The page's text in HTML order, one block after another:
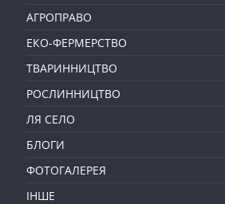
АГРОПРАВО
ЕКО-ФЕРМЕРСТВО
ТВАРИННИЦТВО
РОСЛИННИЦТВО
ЛЯ СЕЛО
БЛОГИ
ФОТОГАЛЕРЕЯ
ІНШЕ